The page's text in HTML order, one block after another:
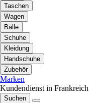
Taschen
Wagen
Bälle
Schuhe
Kleidung
Handschuhe
Zubehör
Marken
Kundendienst in Frankreich
Suchen